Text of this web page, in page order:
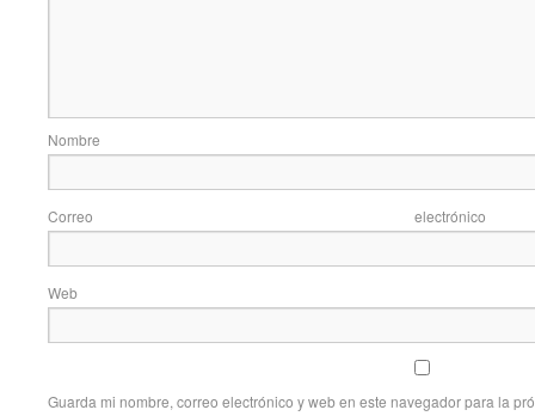
Correo
Web
Guarda mi nombre, correo electrónico y web en este navegador para la